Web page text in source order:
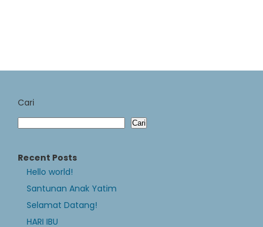
Cari
Cari
Recent Posts
Hello world!
Santunan Anak Yatim
Selamat Datang!
HARI IBU